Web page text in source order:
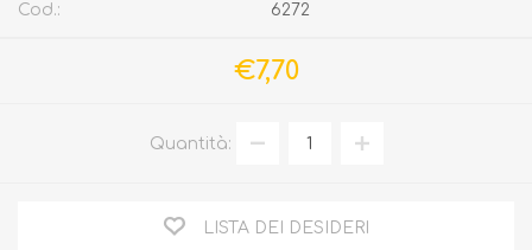
Cod.: 6272
€7,70
Quantità:
LISTA DEI DESIDERI